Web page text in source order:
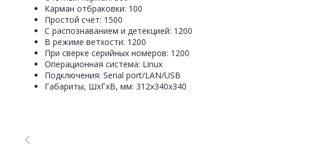
Карман отбраковки: 100
Простой счёт: 1500
С распознаванием и детекцией: 1200
В режиме ветхости: 1200
При сверке серийных номеров: 1200
Операционная система: Linux
Подключения: Serial port/LAN/USB
Габариты, ШхГхВ, мм: 312х340х340